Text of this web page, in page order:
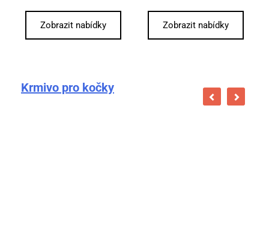
Zobrazit nabídky Zobrazit nabídky
Krmivo pro kočky